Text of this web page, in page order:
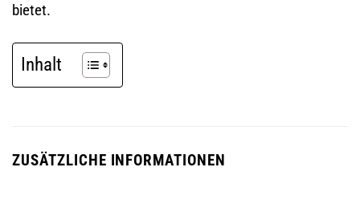
bietet.
Inhalt
ZUSÄTZLICHE INFORMATIONEN